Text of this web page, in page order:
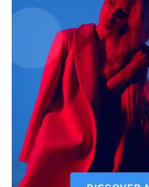
Contact Us
Privacy Policy
Terms of Use Agreement
Facebook
X WhatsApp
Share